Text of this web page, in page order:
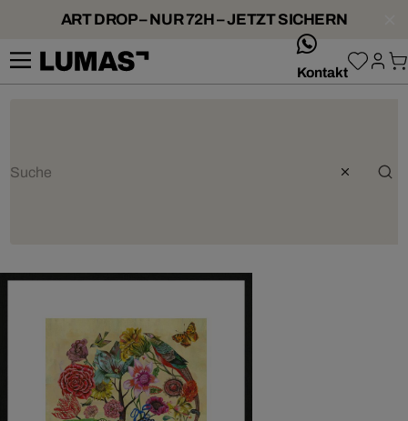
ART DROP – NUR 72H – JETZT SICHERN
Kontakt